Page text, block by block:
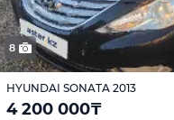
8
HYUNDAI SONATA 2013
4 200 000₸